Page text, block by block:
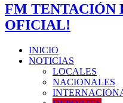
FM TENTACIÓN
OFICIAL!
INICIO
NOTICIAS
LOCALES
NACIONALES